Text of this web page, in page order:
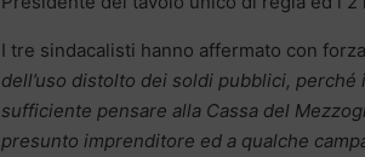
I tre sindacalisti hanno affermato con
dell’uso distolto dei soldi pubblici,
sufficiente pensare alla Cassa del
presunto imprenditore ed a qualche